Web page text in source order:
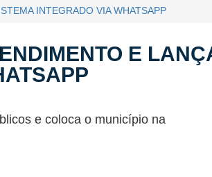
INTEGRADO VIA WHATSAPP
E
e coloca o município na